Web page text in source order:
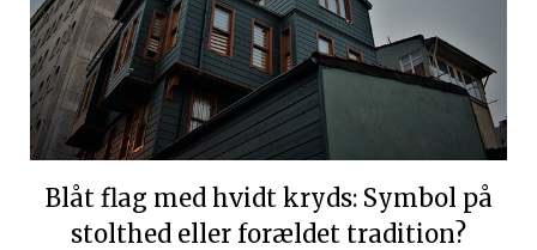
Blåt flag med hvidt kryds: Symbol på
stolthed eller forældet tradition?